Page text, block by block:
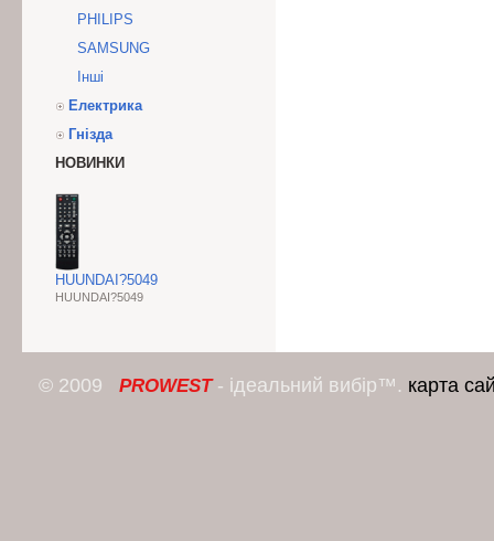
PHILIPS
SAMSUNG
Інші
Електрика
Гнізда
НОВИНКИ
HUUNDAI?5049
HUUNDAI?5049
© 2009 PROWEST- ідеальний вибір™. карта